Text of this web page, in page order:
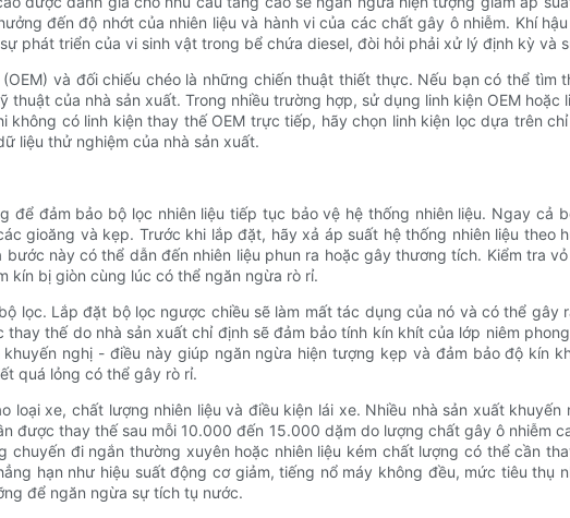
đến độ nhớt của nhiên liệu và hành vi của các chất gây ô nhiễm. Khí
phát triển của vi sinh vật trong bể chứa diesel, đòi hỏi phải xử lý định kỳ và
và đối chiếu chéo là những chiến thuật thiết thực. Nếu bạn có thể tìm
của nhà sản xuất. Trong nhiều trường hợp, sử dụng linh kiện OEM
có linh kiện thay thế OEM trực tiếp, hãy chọn linh kiện lọc dựa trên
liệu thử nghiệm của nhà sản xuất.
đảm bảo bộ lọc nhiên liệu tiếp tục bảo vệ hệ thống nhiên liệu. Ngay cả
gioăng và kẹp. Trước khi lắp đặt, hãy xả áp suất hệ thống nhiên liệu theo
này có thể dẫn đến nhiên liệu phun ra hoặc gây thương tích. Kiểm tra
kín bị giòn cùng lúc có thể ngăn ngừa rò rỉ.
lọc. Lắp đặt bộ lọc ngược chiều sẽ làm mất tác dụng của nó và có thể
thế do nhà sản xuất chỉ định sẽ đảm bảo tính kín khít của lớp niêm
nghị - điều này giúp ngăn ngừa hiện tượng kẹp và đảm bảo độ kín
quá lỏng có thể gây rò rỉ.
loại xe, chất lượng nhiên liệu và điều kiện lái xe. Nhiều nhà sản xuất
được thay thế sau mỗi 10.000 đến 15.000 dặm do lượng chất gây ô nhiễm
đi ngắn thường xuyên hoặc nhiên liệu kém chất lượng có thể cần
hạn như hiệu suất động cơ giảm, tiếng nổ máy không đều, mức tiêu thụ
để ngăn ngừa sự tích tụ nước.